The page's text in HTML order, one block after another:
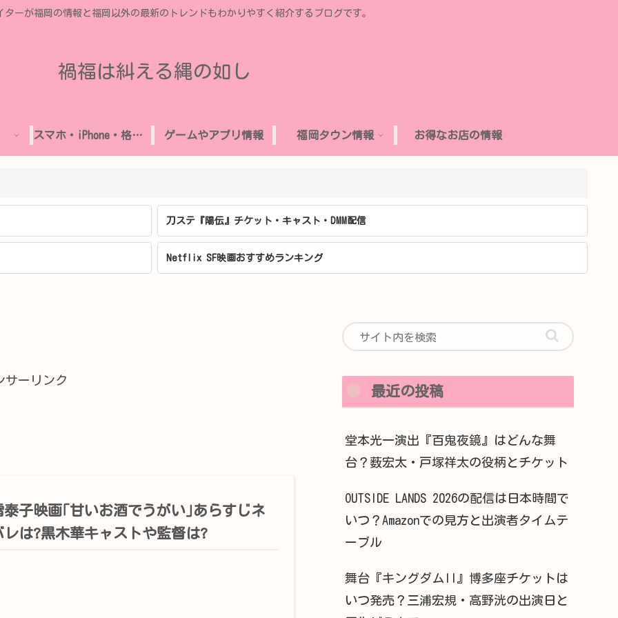
ターが福岡の情報と福岡以外の最新のトレンドもわかりやすく紹介するブログです。
禍福は糾える縄の如し
スマホ・iPhone・格安SIM ゲームやアプリ情報 福岡タウン情報 お得なお店の情報
刀ステ『陽伝』チケット・キャスト・DMM配信
Netflix SF映画おすすめランキング
サーリンク
泰子映画｢甘いお酒でうがい｣あらすじネ
レは?黒木華キャストや監督は?
最近の投稿
堂本光一演出『百鬼夜鏡』はどんな舞
台？薮宏太・戸塚祥太の役柄とチケット
OUTSIDE LANDS 2026の配信は日本時間で
いつ？Amazonでの見方と出演者タイムテ
ーブル
舞台『キングダムII』博多座チケットは
いつ発売？三浦宏規・高野洸の出演日と